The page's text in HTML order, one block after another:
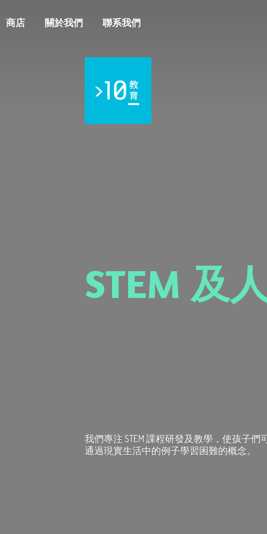
商店 關於我們 聯系我們
STEM 及
我們專注 STEM 課程研發及教學，使孩子
通過現實生活中的例子學習困難的概念。